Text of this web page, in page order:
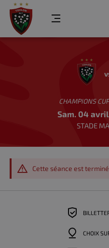
MENU
RC
TOULON
CHAMPIONS
Sam. 04
STADE
Cette séance est
CHOIX